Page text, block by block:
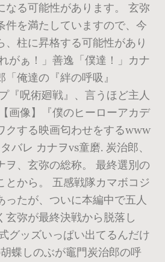
なる可能性があります。 玄弥
件を満たしていますので、今
、柱に昇格する可能性があり
がぁ！」善逸「僕達！」カナ
俺達の『絆の呼吸』
『呪術廻戦』、言うほど主人
画像】『僕のヒーローアカデ
クする映画匂わせをするwww
バレ カナヲvs童磨. 炭治郎、
ヲ、玄弥の総称。 最終選別の
とから。 五感戦隊カマボコジ
ったが、ついに本編中で五人
玄弥が最終決戦から脱落し
グッズいっぱい出てるんだけ
蝶しのぶが竈門炭治郎の呼